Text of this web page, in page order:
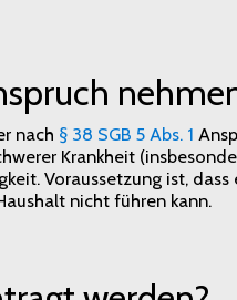
nach § 38 SGB 5 Abs. 1
Krankheit
Voraussetzung ist,
nicht führen kann.